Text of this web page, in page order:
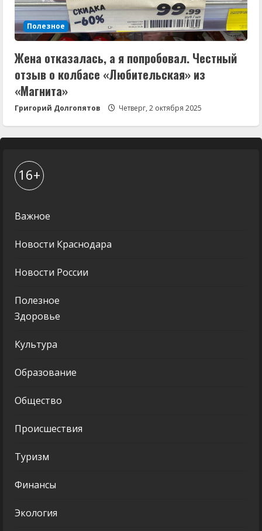
Полезное
Жена отказалась, а я попробовал. Честный
отзыв о колбасе «Любительская» из
«Магнита»
Григорий Долгопятов Четверг, 2 октября 2025
16+
Важное
Новости Краснодара
Новости России
Полезное
Здоровье
Культура
Образование
Общество
Происшествия
Туризм
Финансы
Экология